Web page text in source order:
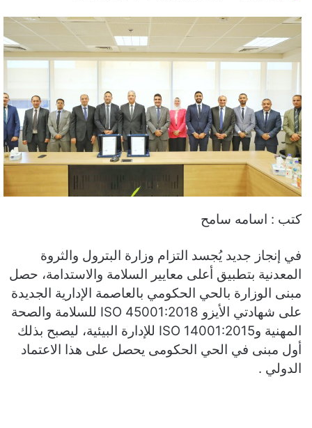
كتب : اسامه سامح
في إنجاز جديد يُجسد التزام وزارة البترول والثروة
المعدنية بتطبيق أعلى معايير السلامة والاستدامة، حصل
مبنى الوزارة بالحي الحكومي بالعاصمة الإدارية الجديدة
على شهادتي الأيزو ISO 45001:2018 للسلامة والصحة
المهنية وISO 14001:2015 للإدارة البيئية، ليصبح بذلك
أول مبنى في الحي الحكومى يحصل على هذا الاعتماد
الدولي .